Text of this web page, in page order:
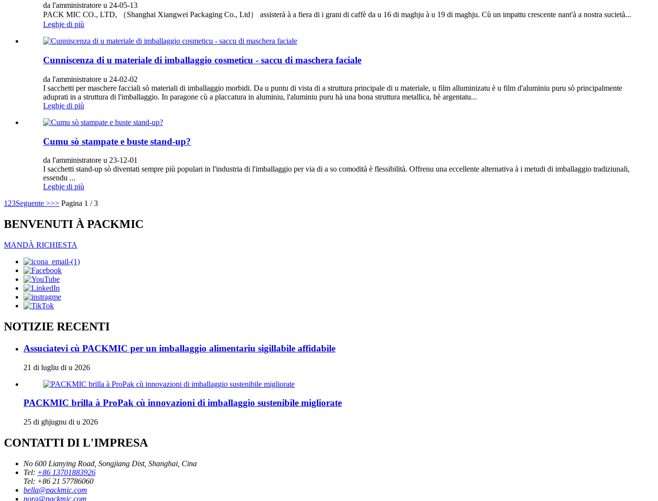
da l'amministratore u 24-05-13
PACK MIC CO., LTD, （Shanghai Xiangwei Packaging Co., Ltd） assisterà à a fiera di i grani di caffè da u 16 di maghju à u 19 di maghju. Cù un impattu crescente nant'à a nostra sucietà...
Leghje di più
Cunniscenza di u materiale di imballaggio cosmeticu - saccu di maschera faciale
da l'amministratore u 24-02-02
I sacchetti per maschere facciali sò materiali di imballaggio morbidi. Da u puntu di vista di a struttura principale di u materiale, u film alluminizatu è u film d'aluminiu puru sò principalmente
aduprati in a struttura di l'imballaggio. In paragone cù a placcatura in aluminiu, l'aluminiu puru hà una bona struttura metallica, hè argentatu...
Leghje di più
Cumu sò stampate e buste stand-up?
da l'amministratore u 23-12-01
I sacchetti stand-up sò diventati sempre più populari in l'industria di l'imballaggio per via di a so comodità è flessibilità. Offrenu una eccellente alternativa à i metudi di imballaggio tradiziunali,
essendu ...
Leghje di più
1 23Seguente >>> Pagina 1 / 3
BENVENUTI À PACKMIC
MANDÀ RICHIESTA
NOTIZIE RECENTI
Assuciatevi cù PACKMIC per un imballaggio alimentariu sigillabile affidabile
21 di lugliu di u 2026
PACKMIC brilla à ProPak cù innovazioni di imballaggio sustenibile migliorate
25 di ghjugnu di u 2026
CONTATTI DI L'IMPRESA
No 600 Lianying Road, Songjiang Dist, Shanghai, Cina
Tel: +86 13701883926
Tel: +86 21 57786060
bella@packmic.com
nora@packmic.com